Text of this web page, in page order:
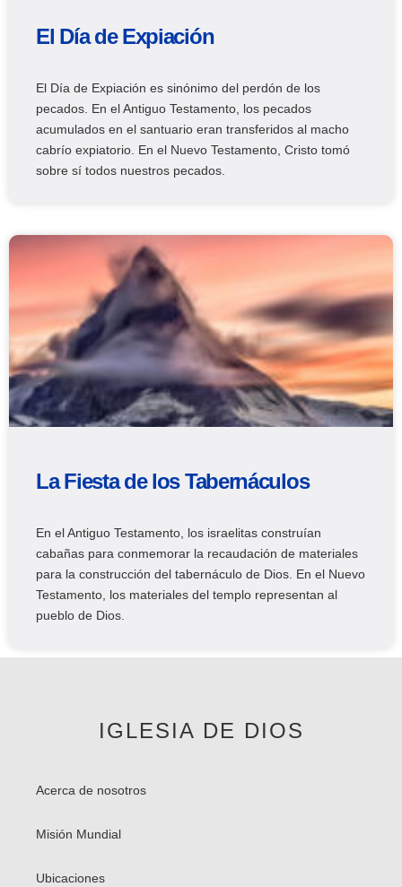
El Día de Expiación
El Día de Expiación es sinónimo del perdón de los
pecados. En el Antiguo Testamento, los pecados
acumulados en el santuario eran transferidos al macho
cabrío expiatorio. En el Nuevo Testamento, Cristo tomó
sobre sí todos nuestros pecados.
La Fiesta de los Tabernáculos
En el Antiguo Testamento, los israelitas construían
cabañas para conmemorar la recaudación de materiales
para la construcción del tabernáculo de Dios. En el Nuevo
Testamento, los materiales del templo representan al
pueblo de Dios.
IGLESIA DE DIOS
Acerca de nosotros
Misión Mundial
Ubicaciones